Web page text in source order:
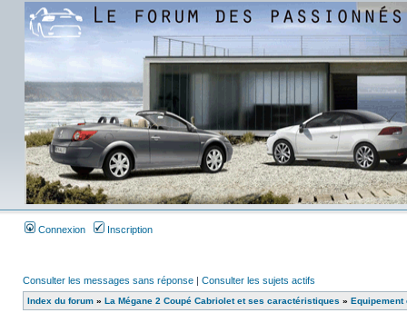
Connexion Inscription
Consulter les messages sans réponse | Consulter les sujets actifs
Index du forum » La Mégane 2 Coupé Cabriolet et ses caractéristiques » Equipement